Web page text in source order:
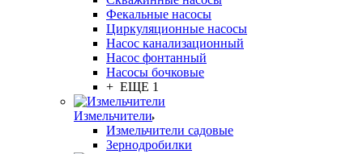
Фекальные насосы
Циркуляционные насосы
Насос канализационный
Насос фонтанный
Насосы бочковые
+ ЕЩЕ 1
Измельчители
Измельчители садовые
Зернодробилки